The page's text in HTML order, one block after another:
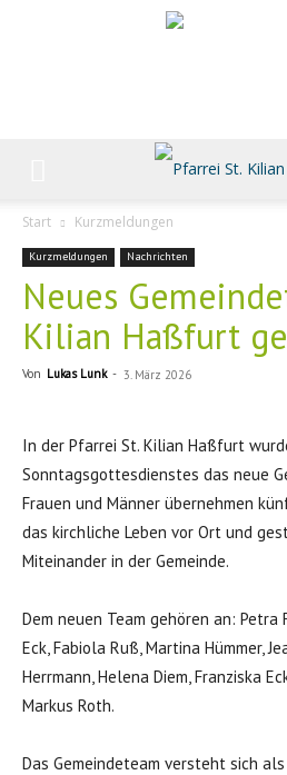
Start Kurzmeldungen
Kurzmeldungen Nachrichten
Neues
Kilian Haßfurt
Von Lukas Lunk - 3. März 2026
In der Pfarrei St. Kilian Haßfurt
Sonntagsgottesdienstes das neue
Frauen und Männer übernehmen
das kirchliche Leben vor Ort und
Miteinander in der Gemeinde.
Dem neuen Team gehören an: Petra
Eck, Fabiola Ruß, Martina Hümmer,
Herrmann, Helena Diem, Franziska
Markus Roth.
Das Gemeindeteam versteht sich